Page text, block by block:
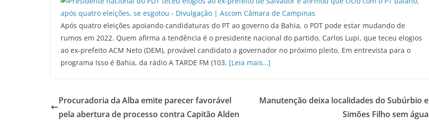
Após quatro eleições apoiando candidaturas do PT ao governo da Bahia, o PDT pode estar mudando de
rumos em 2022. Quem afirma a tendência é o presidente nacional do partido, Carlos Lupi, que teceu elogios
ao ex-prefeito ACM Neto (DEM), provável candidato a governador no próximo pleito. Em entrevista para o
programa Isso é Bahia, da rádio A TARDE FM (103. [Leia mais…]
Procuradoria da Alba emite parecer favorável
pela abertura de processo contra Capitão Alden
Manutenção deixa localidades do Subúrbio e
Simões Filho sem água